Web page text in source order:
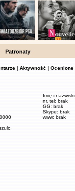
Patronaty
| Aktywność | Ocenione
Imię i
nr. tel: brak
GG: brak
Skype: brak
www: brak